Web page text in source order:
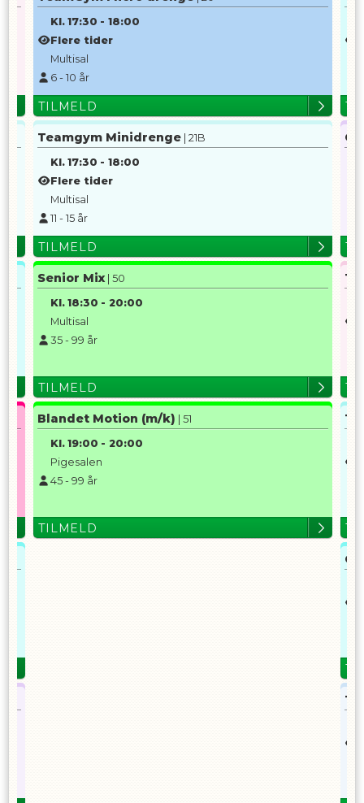
Kl. 17:30 -18:00
Flere tider
Multisal
6 -10 år
TILMELD
Teamgym Minidrenge
| 21B
Kl. 17:30 -18:00
Flere tider
Multisal
11 -15 år
TILMELD
Senior Mix
| 50
Kl. 18:30 -20:00
Multisal
35 -99 år
TILMELD
Blandet Motion (m/k)
| 51
Kl. 19:00 -20:00
Pigesalen
45 -99 år
TILMELD